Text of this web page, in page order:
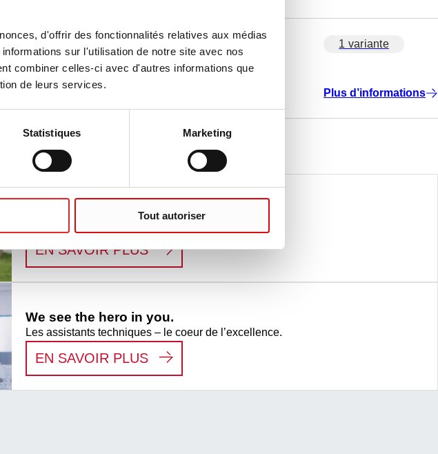
d'offrir des fonctionnalités relatives aux médias
sur l'utilisation de notre site avec nos
combiner celles-ci avec d'autres informations que
de leurs services.
Statistiques Marketing
Tout autoriser
1 variante
Plus d’informations
EN SAVOIR PLUS:LIFE SCIENCE
We see the hero in you.
Les assistants techniques – le coeur de l’excellence.
EN SAVOIR PLUS: WE SEE THE HERO IN YOU.